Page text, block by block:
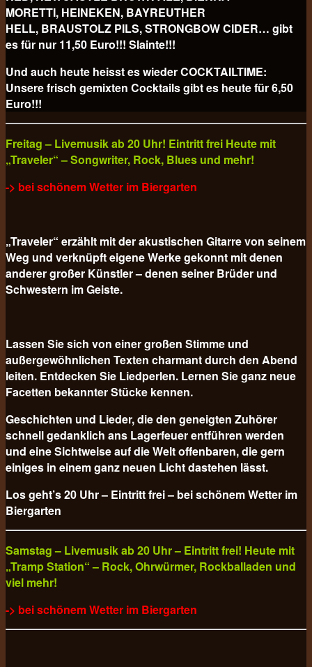
MORETTI, HEINEKEN, BAYREUTHER
HELL, BRAUSTOLZ PILS, STRONGBOW CIDER… gibt
es für nur 11,50 Euro!!! Slainte!!!
Und auch heute heisst es wieder COCKTAILTIME:
Unsere frisch gemixten Cocktails gibt es heute für6,50
Euro!!!
Freitag – Livemusik ab 20 Uhr! Eintritt frei Heute mit
„Traveler“ – Songwriter, Rock, Blues und mehr!
-> bei schönem Wetter im Biergarten
„Traveler“ erzählt mit der akustischen Gitarre von seinem
Weg und verknüpft eigene Werke gekonnt mit denen
anderer großer Künstler – denen seiner Brüder und
Schwestern im Geiste.
Lassen Sie sich von einer großen Stimme und
außergewöhnlichen Texten charmant durch den Abend
leiten. Entdecken Sie Liedperlen. Lernen Sie ganz neue
Facetten bekannter Stücke kennen.
Geschichten und Lieder, die den geneigten Zuhörer
schnell gedanklich ans Lagerfeuer entführen werden
und eine Sichtweise auf die Welt offenbaren, die gern
einiges in einem ganz neuen Licht dastehen lässt.
Los geht’s 20 Uhr – Eintritt frei – bei schönem Wetter im
Biergarten
Samstag – Livemusik ab 20 Uhr – Eintritt frei! Heute mit
„Tramp Station“ – Rock, Ohrwürmer, Rockballaden und
viel mehr!
-> bei schönem Wetter im Biergarten